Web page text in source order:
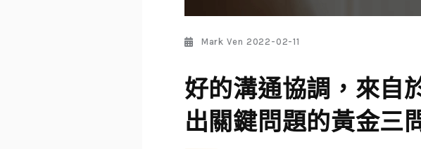
Mark Ven 2022-02-11
好的溝通協調，來自
出關鍵問題的黃金三